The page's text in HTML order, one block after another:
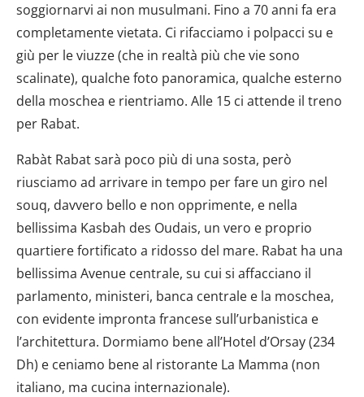
soggiornarvi ai non musulmani. Fino a 70 anni fa era
completamente vietata. Ci rifacciamo i polpacci su e
giù per le viuzze (che in realtà più che vie sono
scalinate), qualche foto panoramica, qualche esterno
della moschea e rientriamo. Alle 15 ci attende il treno
per Rabat.
Rabàt Rabat sarà poco più di una sosta, però
riusciamo ad arrivare in tempo per fare un giro nel
souq, davvero bello e non opprimente, e nella
bellissima Kasbah des Oudais, un vero e proprio
quartiere fortificato a ridosso del mare. Rabat ha una
bellissima Avenue centrale, su cui si affacciano il
parlamento, ministeri, banca centrale e la moschea,
con evidente impronta francese sull’urbanistica e
l’architettura. Dormiamo bene all’Hotel d’Orsay (234
Dh) e ceniamo bene al ristorante La Mamma (non
italiano, ma cucina internazionale).